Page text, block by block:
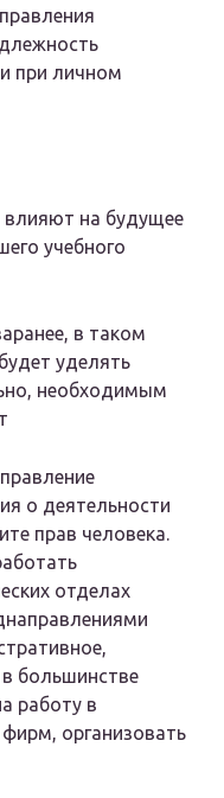
при личном
влияют на будущее
учебного
в таком
уделять
необходимым
о деятельности
прав человека.
отделах
в большинстве
работу в
организовать